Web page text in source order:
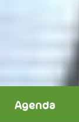
Agenda